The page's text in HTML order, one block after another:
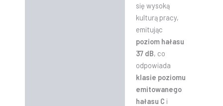
się wysoką
kulturą pracy,
emitując
poziom hałasu
37 dB, co
odpowiada
klasie poziomu
emitowanego
hałasu C i